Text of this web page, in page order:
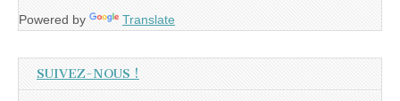
Powered by Translate
SUIVEZ-NOUS !